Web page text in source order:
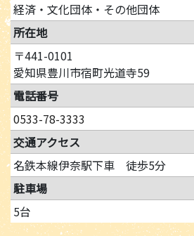
経済・文化団体・その他団体
所在地
〒441-0101
愛知県豊川市宿町光道寺59
電話番号
0533-78-3333
交通アクセス
名鉄本線伊奈駅下車 徒歩5分
駐車場
5台